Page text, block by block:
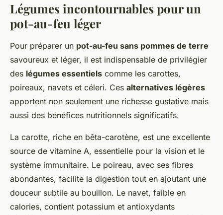
Légumes incontournables pour un
pot-au-feu léger
Pour préparer un pot-au-feu sans pommes de terre
savoureux et léger, il est indispensable de privilégier
des légumes essentiels comme les carottes,
poireaux, navets et céleri. Ces alternatives légères
apportent non seulement une richesse gustative mais
aussi des bénéfices nutritionnels significatifs.
La carotte, riche en bêta-carotène, est une excellente
source de vitamine A, essentielle pour la vision et le
système immunitaire. Le poireau, avec ses fibres
abondantes, facilite la digestion tout en ajoutant une
douceur subtile au bouillon. Le navet, faible en
calories, contient potassium et antioxydants